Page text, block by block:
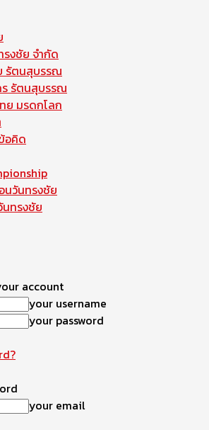
งชัย จำกัด
รัตนสุบรรณ
ร รัตนสุบรรณ
ย มรดกโลก
อคิด
นวันทรงชัย
นทรงชัย
account
your username
your password
your email